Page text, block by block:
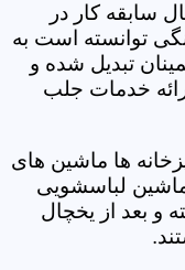
پویش با بیش از ۱۵ سال سابقه کار در
توانسته است به
تبدیل شده و
خدمات جلب
ها ماشین های
لباسشویی
بعد از یخچال